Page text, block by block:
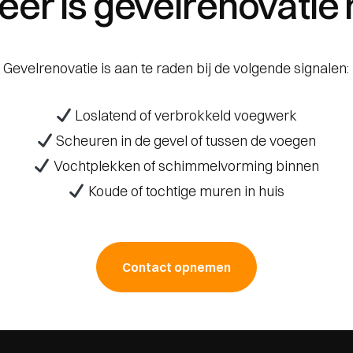
Gevelrenovatie is aan te raden bij de volgende signalen:
Loslatend of verbrokkeld voegwerk
Scheuren in de gevel of tussen de voegen
Vochtplekken of schimmelvorming binnen
Koude of tochtige muren in huis
Contact opnemen